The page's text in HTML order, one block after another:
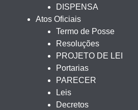
DISPENSA
Atos Oficiais
Termo de Posse
Resoluções
PROJETO DE LEI
Portarias
PARECER
Leis
Decretos